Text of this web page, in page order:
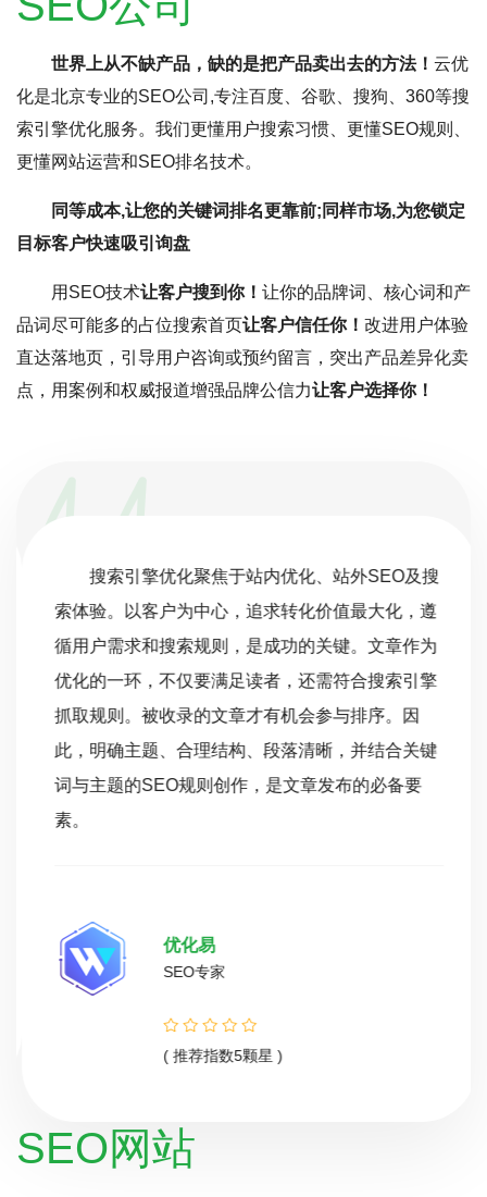
世界上从不缺产品，缺的是把产品卖出去的方法！ 云优
化是北京专业的SEO公司,专注百度、谷歌、搜狗、360等搜
索引擎优化服务。我们更懂用户搜索习惯、更懂SEO规则、
更懂网站运营和SEO排名技术。
同等成本,让您的关键词排名更靠前;同样市场,为您锁定
目标客户快速吸引询盘
用SEO技术让客户搜到你！ 让你的品牌词、核心词和产
品词尽可能多的占位搜索首页让客户信任你！ 改进用户体验
直达落地页，引导用户咨询或预约留言，突出产品差异化卖
点，用案例和权威报道增强品牌公信力让客户选择你！
搜索引擎优化聚焦于站内优化、站外SEO及搜
索体验。以客户为中心，追求转化价值最大化，遵
循用户需求和搜索规则，是成功的关键。文章作为
优化的一环，不仅要满足读者，还需符合搜索引擎
抓取规则。被收录的文章才有机会参与排序。因
此，明确主题、合理结构、段落清晰，并结合关键
词与主题的SEO规则创作，是文章发布的必备要
素。
优化易
SEO专家
( 推荐指数5颗星 )
SEO网站